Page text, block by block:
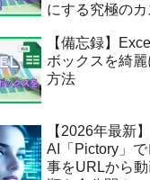
にする究極のカ
【備忘録】
ボックスを綺
方法
【2026年最新
AI「Pictory」
事をURLから